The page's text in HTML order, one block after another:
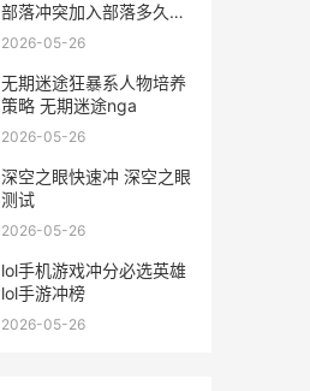
部落冲突加入部落多久才
能打部落战
2026-05-26
无期迷途狂暴系人物培养
策略 无期迷途nga
2026-05-26
深空之眼快速冲 深空之眼
测试
2026-05-26
lol手机游戏冲分必选英雄
lol手游冲榜
2026-05-26